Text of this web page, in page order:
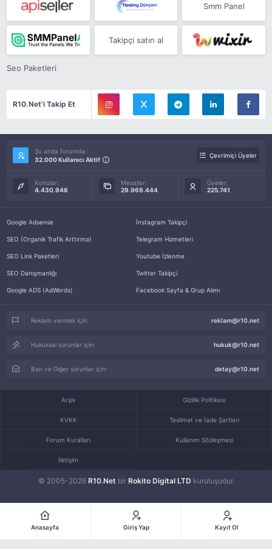
Smm Panel
Takipçi satın al
Seo Paketleri
R10.Net'i Takip Et
Şu anda forumda:
32.000 Kullanıcı Aktif
Çevrimiçi Üyeler
Konular:
4.430.946
Mesajlar:
29.969.444
Üyeler:
225.741
Google Adsense
SEO (Organik Trafik Arttırma)
SEO Link Paketleri
SEO Danışmanlığı
Google ADS (AdWords)
İnstagram Takipçi
Telegram Hizmetleri
Youtube İzlenme
Twitter Takipçi
Facebook Sayfa & Grup Alımı
Reklam vermek için: reklam@r10.net
Hukuksal sorunlar için: hukuk@r10.net
Ban ve Diğer sorunlar için: detay@r10.net
© 2005-2026 R10.Net bir Rokito Digital LTD kuruluşudur.
Arşiv Gizlilik Politikası
KVKK Teslimat ve İade Şartları
Forum Kuralları Kullanım Sözleşmesi
İletişim
Anasayfa Giriş Yap Kayıt Ol